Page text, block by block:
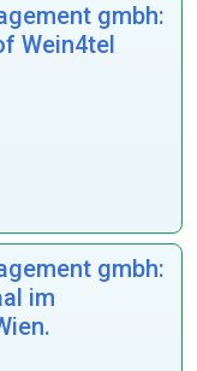
gmbh:
Wein4tel
gmbh:
im